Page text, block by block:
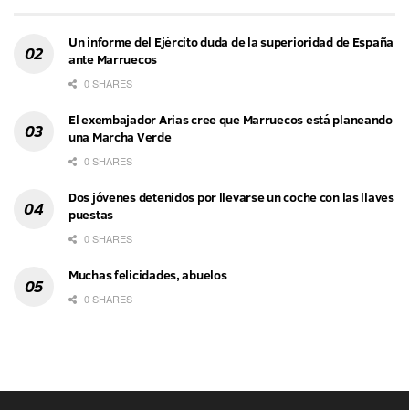
Un informe del Ejército duda de la superioridad de España
ante Marruecos
0 SHARES
El exembajador Arias cree que Marruecos está planeando
una Marcha Verde
0 SHARES
Dos jóvenes detenidos por llevarse un coche con las llaves
puestas
0 SHARES
Muchas felicidades, abuelos
0 SHARES